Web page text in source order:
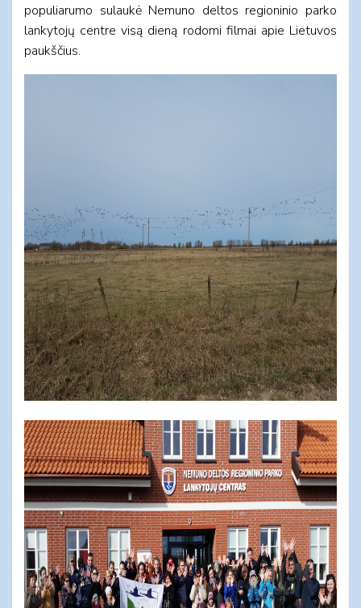
populiarumo sulaukė Nemuno deltos regioninio parko
lankytojų centre visą dieną rodomi filmai apie Lietuvos
paukščius.